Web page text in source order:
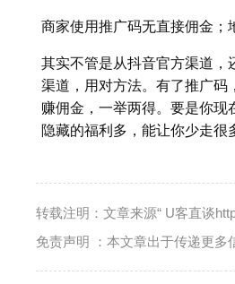
商家使用推广码无直接佣金；
其实不管是从抖音官方渠道，
渠道，用对方法。有了推广码
赚佣金，一举两得。要是你
隐藏的福利多，能让你少走
转载注明：文章来源“ U客直谈
免责声明 ：本文章出于传递更